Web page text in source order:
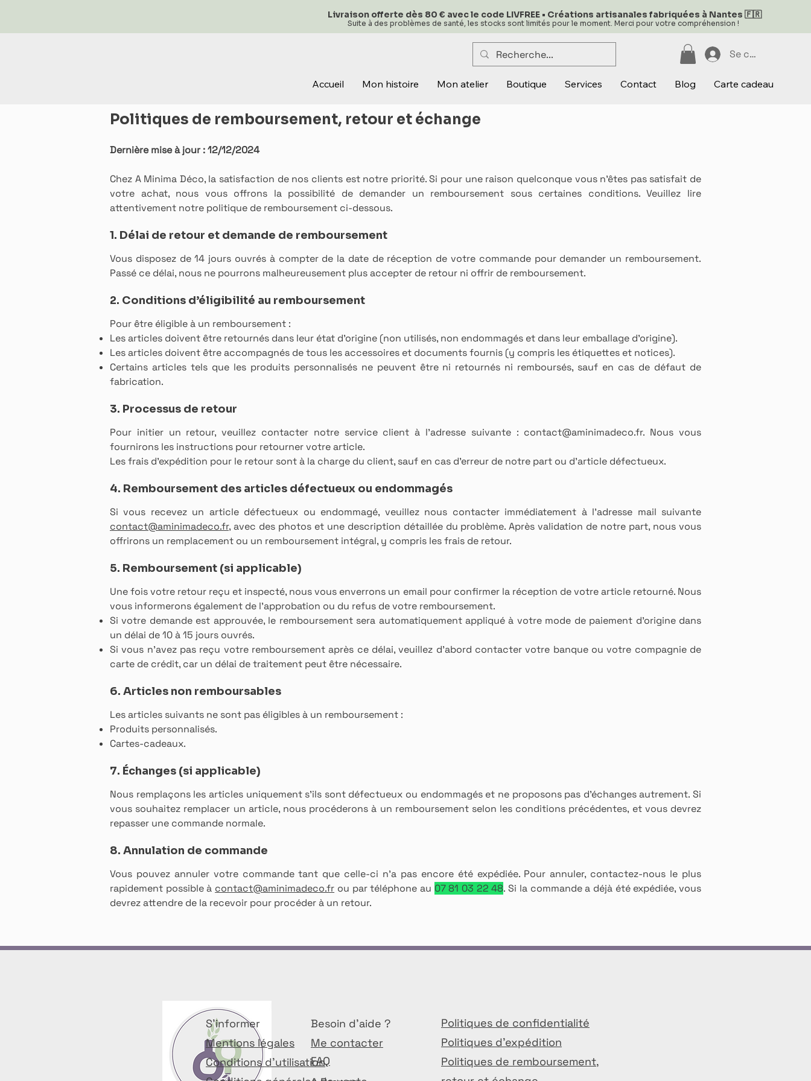
Livraison offerte dès 80 € avec le code LIVFREE • Créations artisanales fabriquées à Nantes 🇫🇷
Suite à des problèmes de santé, les stocks sont limités pour le moment. Merci pour votre compréhension !
Se connecter
Accueil Mon histoire Mon atelier Boutique Services Contact Blog Carte cadeau
Politiques de remboursement, retour et échange
Dernière mise à jour : 12/12/2024
Chez A Minima Déco, la satisfaction de nos clients est notre priorité. Si pour une raison quelconque vous n'êtes pas satisfait de
votre achat, nous vous offrons la possibilité de demander un remboursement sous certaines conditions. Veuillez lire
attentivement notre politique de remboursement ci-dessous.
1. Délai de retour et demande de remboursement
Vous disposez de 14 jours ouvrés à compter de la date de réception de votre commande pour demander un remboursement.
Passé ce délai, nous ne pourrons malheureusement plus accepter de retour ni offrir de remboursement.
2. Conditions d’éligibilité au remboursement
Pour être éligible à un remboursement :
Les articles doivent être retournés dans leur état d'origine (non utilisés, non endommagés et dans leur emballage d'origine).
Les articles doivent être accompagnés de tous les accessoires et documents fournis (y compris les étiquettes et notices).
Certains articles tels que les produits personnalisés ne peuvent être ni retournés ni remboursés, sauf en cas de défaut de
fabrication.
3. Processus de retour
Pour initier un retour, veuillez contacter notre service client à l'adresse suivante : contact@aminimadeco.fr. Nous vous
fournirons les instructions pour retourner votre article.
Les frais d'expédition pour le retour sont à la charge du client, sauf en cas d'erreur de notre part ou d'article défectueux.
4. Remboursement des articles défectueux ou endommagés
Si vous recevez un article défectueux ou endommagé, veuillez nous contacter immédiatement à l’adresse mail suivante
contact@aminimadeco.fr, avec des photos et une description détaillée du problème. Après validation de notre part, nous vous
offrirons un remplacement ou un remboursement intégral, y compris les frais de retour.
5. Remboursement (si applicable)
Une fois votre retour reçu et inspecté, nous vous enverrons un email pour confirmer la réception de votre article retourné. Nous
vous informerons également de l'approbation ou du refus de votre remboursement.
Si votre demande est approuvée, le remboursement sera automatiquement appliqué à votre mode de paiement d'origine dans
un délai de 10 à 15 jours ouvrés.
Si vous n’avez pas reçu votre remboursement après ce délai, veuillez d'abord contacter votre banque ou votre compagnie de
carte de crédit, car un délai de traitement peut être nécessaire.
6. Articles non remboursables
Les articles suivants ne sont pas éligibles à un remboursement :
Produits personnalisés.
Cartes-cadeaux.
7. Échanges (si applicable)
Nous remplaçons les articles uniquement s’ils sont défectueux ou endommagés et ne proposons pas d’échanges autrement. Si
vous souhaitez remplacer un article, nous procéderons à un remboursement selon les conditions précédentes, et vous devrez
repasser une commande normale.
8. Annulation de commande
Vous pouvez annuler votre commande tant que celle-ci n'a pas encore été expédiée. Pour annuler, contactez-nous le plus
rapidement possible à contact@aminimadeco.fr ou par téléphone au 07 81 03 22 48. Si la commande a déjà été expédiée, vous
devrez attendre de la recevoir pour procéder à un retour.
Besoin d'aide ?
Me contacter
FAQ
S'informer
Mentions légales
Conditions d'utilisation
Politiques de confidentialité
Politiques d'expédition
Politiques de remboursement,